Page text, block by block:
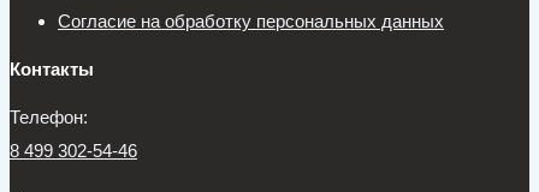
Согласие на обработку персональных данных
Контакты
Телефон:
8 499 302-54-46